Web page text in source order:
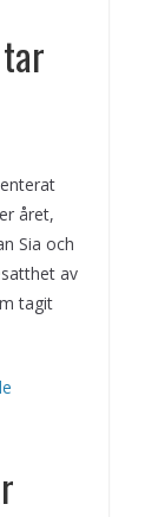
året,
Sia och
av
tagit